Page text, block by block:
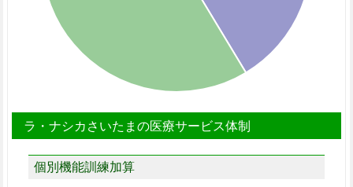
ラ・ナシカさいたまの医療サービス体制
個別機能訓練加算